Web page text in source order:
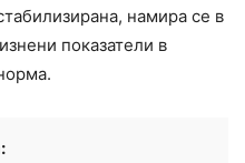
намира се в
показатели в